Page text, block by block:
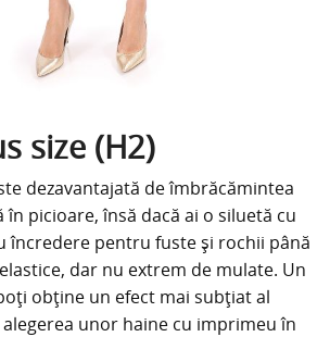
size (H2)
dezavantajată de îmbrăcămintea
în picioare, însă dacă ai o siluetă cu
încredere pentru fuste și rochii până
dar nu extrem de mulate. Un
obține un efect mai subțiat al
unor haine cu imprimeu în